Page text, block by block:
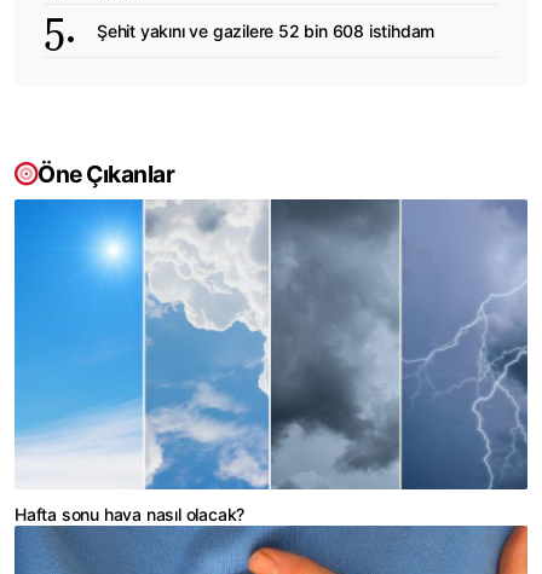
Şehit yakını ve gazilere 52 bin 608 istihdam
Öne Çıkanlar
Hafta sonu hava nasıl olacak?